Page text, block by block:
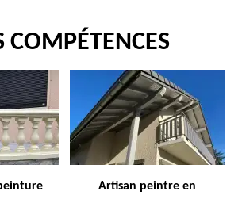
COMPÉTENCES
Artisan peintre en